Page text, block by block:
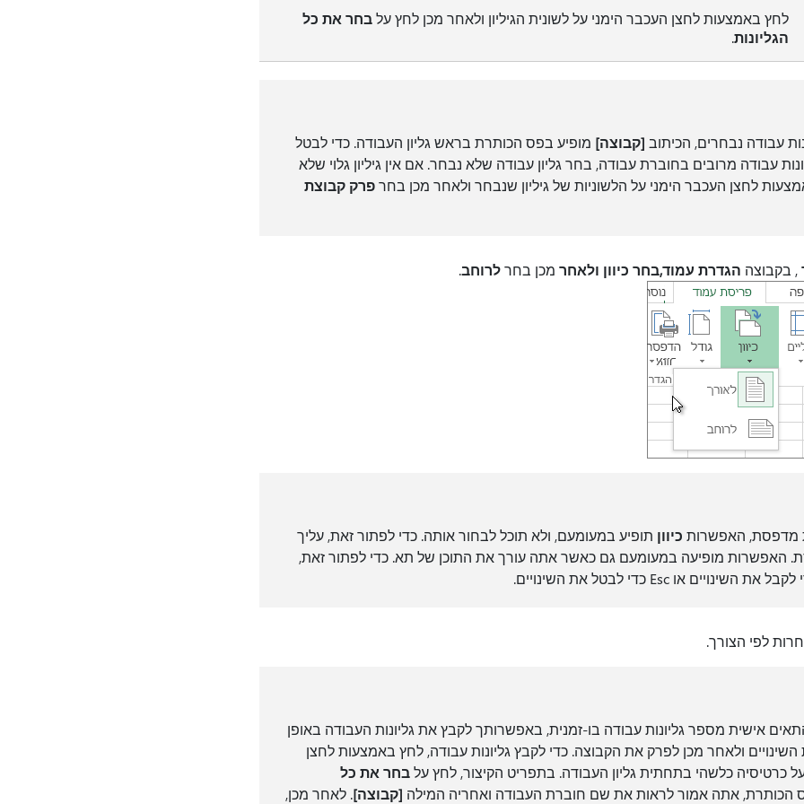
לחץ באמצעות לחצן העכבר הימני על לשונית הגיליון ולאחר מכן לחץ עלבחר את כל
הגליונות.
עבודה נבחרים, הכיתוב [קבוצה] מופיע בפס הכותרת בראש גליון העבודה. כדי לבטל
עבודה מרובים בחוברת עבודה, בחר גליון עבודה שלא נבחר. אם אין גיליון גלוי שלא
לחצן העכבר הימני על הלשוניות של גיליון שנבחר ולאחר מכן בחרפרק קבוצת
, בקבוצה הגדרת עמוד,בחר כיוון ולאחר מכן בחרלרוחב.
מדפסת, האפשרות כיוון תופיע במעומעם, ולא תוכל לבחור אותה. כדי לפתור זאת, עליך
האפשרות מופיעה במעומעם גם כאשר אתה עורך את התוכן של תא. כדי לפתור זאת,
לפי הצורך.
אישית מספר גליונות עבודה בו-זמנית, באפשרותך לקבץ את גליונות העבודה באופן
השינויים ולאחר מכן לפרק את הקבוצה. כדי לקבץ גליונות עבודה, לחץ באמצעות לחצן
כרטיסיה כלשהי בתחתית גליון העבודה. בתפריט הקיצור, לחץ עלבחר את כל
הכותרת, אתה אמור לראות את שם חוברת העבודה ואחריה המילה [קבוצה]. לאחר מכן,